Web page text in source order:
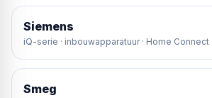
Siemens
iQ-serie · inbouwapparatuur · Home Connect
Smeg